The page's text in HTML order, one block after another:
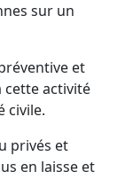
sur un
et
cette activité
civile.
privés et
en laisse et